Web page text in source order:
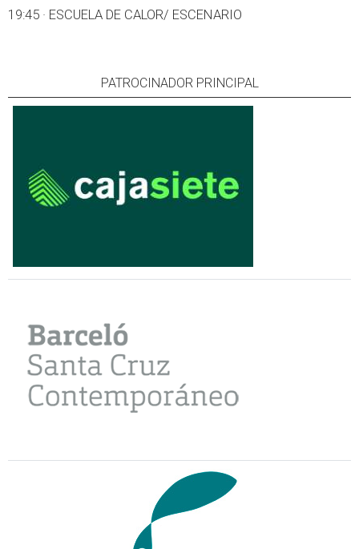
19:45 · ESCUELA DE CALOR/ ESCENARIO
PATROCINADOR PRINCIPAL